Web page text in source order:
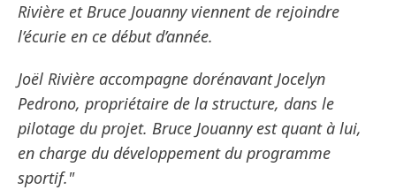
Rivière et Bruce Jouanny viennent de rejoindre
l’écurie en ce début d’année.
Joël Rivière accompagne dorénavant Jocelyn
Pedrono, propriétaire de la structure, dans le
pilotage du projet. Bruce Jouanny est quant à lui,
en charge du développement du programme
sportif."